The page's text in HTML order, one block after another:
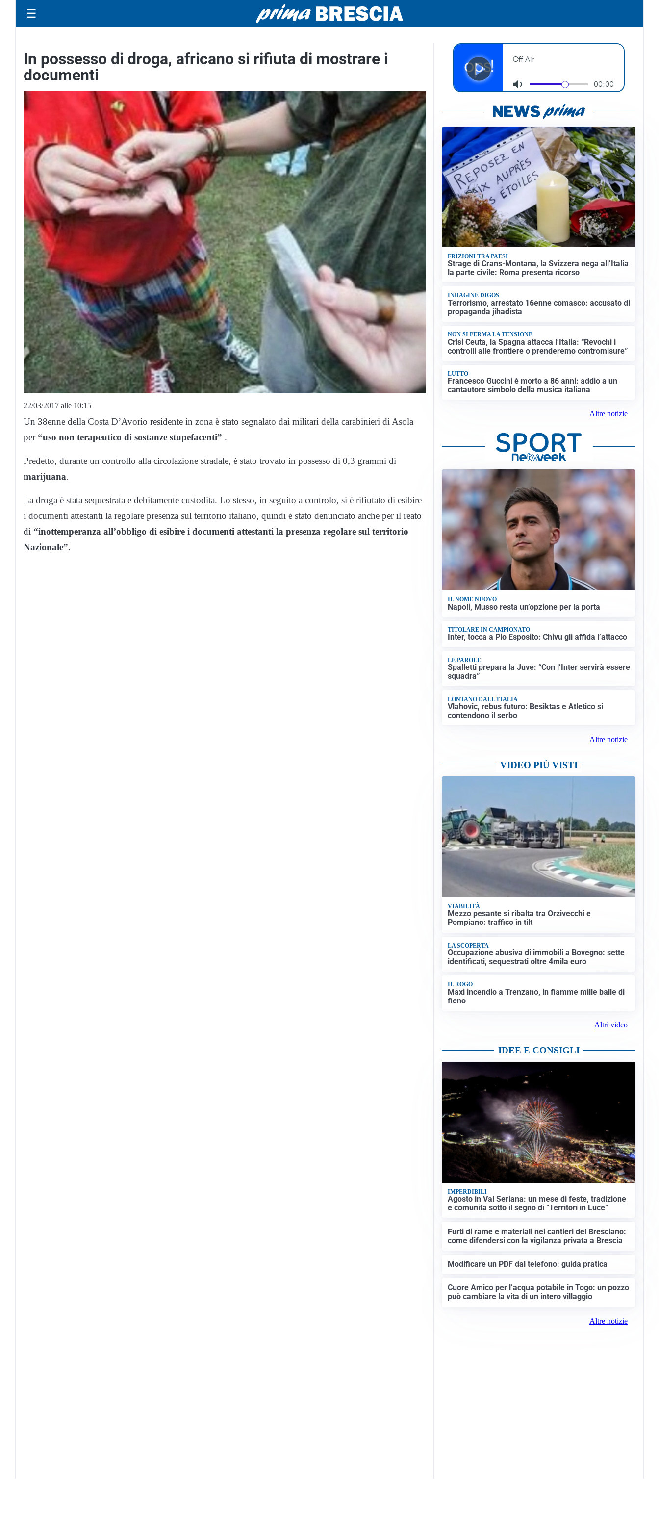
☰
In possesso di droga, africano si rifiuta di mostrare i
documenti
22/03/2017 alle 10:15
Un 38enne della Costa D’Avorio residente in zona è stato segnalato dai militari della carabinieri di Asola
per “uso non terapeutico di sostanze stupefacenti” .
Predetto, durante un controllo alla circolazione stradale, è stato trovato in possesso di 0,3 grammi di
marijuana.
La droga è stata sequestrata e debitamente custodita. Lo stesso, in seguito a controlo, si è rifiutato di esibire
i documenti attestanti la regolare presenza sul territorio italiano, quindi è stato denunciato anche per il reato
di “inottemperanza all’obbligo di esibire i documenti attestanti la presenza regolare sul territorio
Nazionale”.
FRIZIONI TRA PAESI
Strage di Crans-Montana, la Svizzera nega all’Italia
la parte civile: Roma presenta ricorso
INDAGINE DIGOS
Terrorismo, arrestato 16enne comasco: accusato di
propaganda jihadista
NON SI FERMA LA TENSIONE
Crisi Ceuta, la Spagna attacca l’Italia: “Revochi i
controlli alle frontiere o prenderemo contromisure”
LUTTO
Francesco Guccini è morto a 86 anni: addio a un
cantautore simbolo della musica italiana
Altre notizie
IL NOME NUOVO
Napoli, Musso resta un’opzione per la porta
TITOLARE IN CAMPIONATO
Inter, tocca a Pio Esposito: Chivu gli affida l’attacco
LE PAROLE
Spalletti prepara la Juve: “Con l’Inter servirà essere
squadra”
LONTANO DALL'ITALIA
Vlahovic, rebus futuro: Besiktas e Atletico si
contendono il serbo
Altre notizie
VIDEO PIÙ VISTI
VIABILITÀ
Mezzo pesante si ribalta tra Orzivecchi e
Pompiano: traffico in tilt
LA SCOPERTA
Occupazione abusiva di immobili a Bovegno: sette
identificati, sequestrati oltre 4mila euro
IL ROGO
Maxi incendio a Trenzano, in fiamme mille balle di
fieno
Altri video
IDEE E CONSIGLI
IMPERDIBILI
Agosto in Val Seriana: un mese di feste, tradizione
e comunità sotto il segno di “Territori in Luce”
Furti di rame e materiali nei cantieri del Bresciano:
come difendersi con la vigilanza privata a Brescia
Modificare un PDF dal telefono: guida pratica
Cuore Amico per l’acqua potabile in Togo: un pozzo
può cambiare la vita di un intero villaggio
Altre notizie